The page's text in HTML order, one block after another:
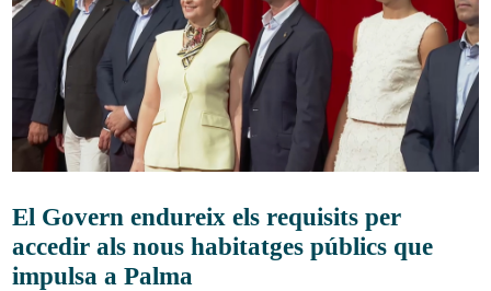
El Govern endureix els requisits per
accedir als nous habitatges públics que
impulsa a Palma